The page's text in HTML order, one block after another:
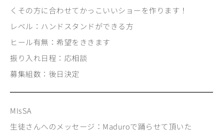
くその方に合わせてかっこいいショーを作ります！
レベル：ハンドスタンドができる方
ヒール有無：希望をききます
振り入れ日程：応相談
募集組数：後日決定
MIsSA
生徒さんへのメッセージ：Maduroで踊らせて頂いた